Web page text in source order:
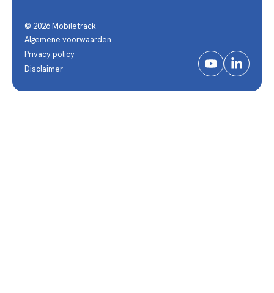
© 2026 Mobiletrack
Algemene voorwaarden
Privacy policy
Disclaimer